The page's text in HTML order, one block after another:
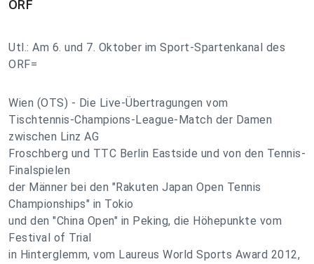
ORF
Utl.: Am 6. und 7. Oktober im Sport-Spartenkanal des
ORF=
Wien (OTS) - Die Live-Übertragungen vom
Tischtennis-Champions-League-Match der Damen
zwischen Linz AG
Froschberg und TTC Berlin Eastside und von den Tennis-
Finalspielen
der Männer bei den "Rakuten Japan Open Tennis
Championships" in Tokio
und den "China Open" in Peking, die Höhepunkte vom
Festival of Trial
in Hinterglemm, vom Laureus World Sports Award 2012,